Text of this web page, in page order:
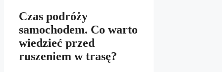
Czas podróży
samochodem. Co warto
wiedzieć przed
ruszeniem w trasę?